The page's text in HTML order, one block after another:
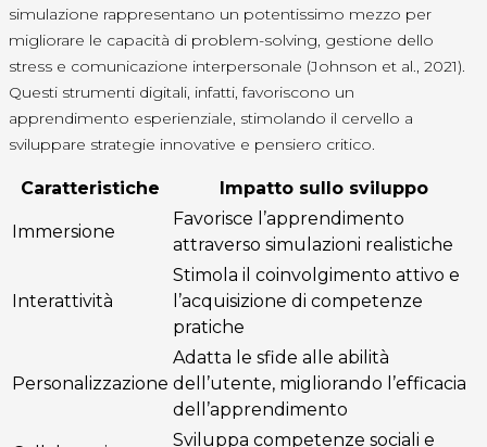
simulazione rappresentano un potentissimo mezzo per
migliorare le capacità di problem-solving, gestione dello
stress e comunicazione interpersonale (Johnson et al., 2021).
Questi strumenti digitali, infatti, favoriscono un
apprendimento esperienziale, stimolando il cervello a
sviluppare strategie innovative e pensiero critico.
Caratteristiche Impatto sullo sviluppo
Immersione
Favorisce l’apprendimento
attraverso simulazioni realistiche
Interattività
Stimola il coinvolgimento attivo e
l’acquisizione di competenze
pratiche
Personalizzazione
Adatta le sfide alle abilità
dell’utente, migliorando l’efficacia
dell’apprendimento
Sviluppa competenze sociali e